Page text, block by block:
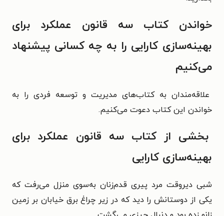
خواندن کتاب سه قانون عملکرد برای
بهینه‌سازی کارایی را به چه کسانی پیشنهاد
می‌کنیم
علاقه‌مندان به کتاب‌های مدیریت و توسعه فردی را به
خواندن این کتاب دعوت می‌کنیم.
بخشی از کتاب سه قانون عملکرد برای
بهینه‌سازی کارایی
شبی دیروقت مرد پیری قدم‌زنان به‌سوی منزل می‌رفت که
یکی از دوستانش را دید که در زیر چراغ برق خیابان بر زمین